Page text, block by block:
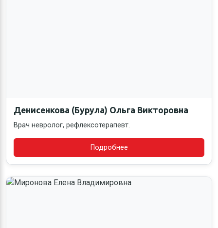
Денисенкова (Бурула) Ольга Викторовна
Врач невролог, рефлексотерапевт.
Подробнее